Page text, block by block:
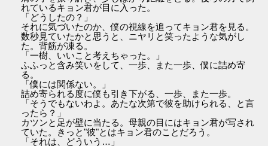
れているキョン君が目に入った。
「どうしたの？」
それに気づいたのか、僕の視線を追ってキョン君を見る。
数秒見ていたかと思うと、ニヤリと笑ったような気がし
た。背筋が凍る。
「一樹、いいこと考えちゃった。」
ふふっと含み笑いをして、一歩、また一歩、僕に詰め寄
る。
「僕には関係ない。」
詰め寄られる度に僕も引き下がる、一歩、また一歩。
「そうでもないわよ。あたな次第で彼を助けられる、と言
ったら？」
カツンと足が壁に当たる。母親の目にはキョン君が写され
ていた。きっと"彼"とはキョン君のことだろう。
「それは、どういう…」